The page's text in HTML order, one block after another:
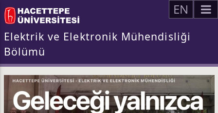
EN
Elektrik ve Elektronik Mühendisliği
Bölümü